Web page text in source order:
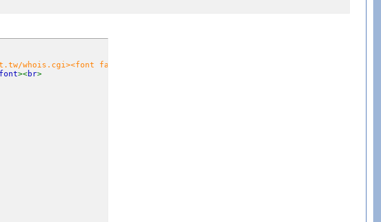
whois.cgi><font face="Arial">
font><br>